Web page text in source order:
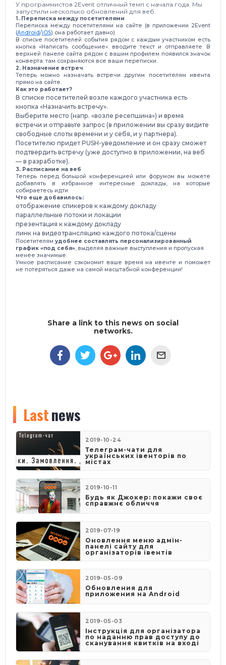
У программистов 2Event отличный темп с начала года. Мы
запустили несколько обновлений для веб.
1. Переписка между посетителями
Переписка между посетителями на сайте (в приложении 2Event
(Android/iOS) она работает давно).
В списке посетителей события рядом с каждым участником есть
кнопка «Написать сообщение»: вводите текст и отправляете. В
верхней панеле сайта рядом с вашим профилем появился значок
конверта: там сохраняются все ваши переписки.
2. Назначение встреч
Теперь можно назначать встречи другим посетителям ивента
прямо на сайте.
Как это работает?
В списке посетителей возле каждого участника есть
кнопка «Назначить встречу».
Выберите место (напр. «возле ресепшина») и время
встречи и отправьте запрос (в приложении вы сразу видите
свободные слоты времени и у себя, и у партнера).
Посетителю придет PUSH-уведомление и он сразу сможет
подтвердить встречу (уже доступно в приложении, на веб
— в разработке).
3. Расписание на веб
Теперь перед большой конференцией или форумом вы можете
добавлять в избранное интересные доклады, на которые
собираетесь идти.
Что еще добавилось:
отображение спикеров к каждому докладу
параллельные потоки и локации
презентация к каждому докладу
линк на видеотрансляцию каждого потока/сцены
Посетителям удобнее составлять персонализированный
график «под себя», выделяя важные выступления и пропуская
менее значимые.
Умное расписание сэкономит ваше время на ивенте и поможет
не потеряться даже на самой масштабной конференции!
Share a link to this news on social
networks.
Lastnews
2019-10-24
Телеграм-чати для
українських івенторів по
містах
2019-10-11
Будь як Джокер: покажи своє
справжнє обличчя
2019-07-19
Оновлення меню адмін-
панелі сайту для
організаторів івентів
2019-05-09
​Обновления для
приложения на Android
2019-05-03
​Інструкція для організатора
по наданню прав доступу до
сканування квитків на вході